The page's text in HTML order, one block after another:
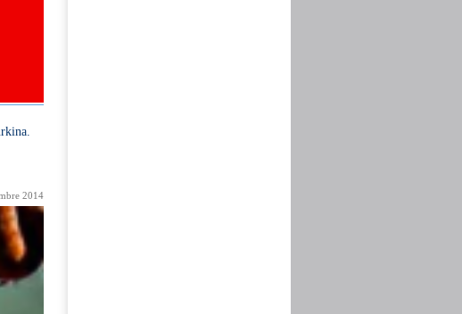
2014